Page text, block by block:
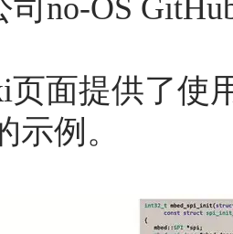
no-OS
面提供了使
示例。